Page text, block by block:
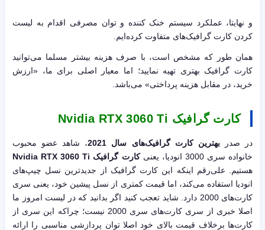
و نهایتا، عملکرد سیستم خنک کننده و توان مصرفی اقدام به لیست
کردن کارت گرافیک‌های متفاوت کرده‌ایم.
همان طور که مشخص است، با صرف هزینه بیشتر مسلما می‌توانید
کارت گرافیک بهتری تهیه نمایید؛ اما معیار اصلی برای ما، «ارزش
خرید، در مقابل هزینه پرداختی» می‌باشد.
کارت گرافیک Nvidia RTX 3060 Ti
در صدربهترین کارت گرافیک‌های سال 2021
، شاهد عضو محبوب
خانواده سری 3000 انودیا، یعنی
کارت گرافیک Nvidia RTX 3060 Ti
هستیم. علی‌رقم اینکه این کارت گرافیک از جدیدترین نسل چیپ‌های
انودیا استفاده می‌کند، اما قیمت کمتری از نسل پیشین خود، یعنی سری
کارت‌های 2000 دارد. شاید تعجب کنید اگر بدانید که در لیست امروز ما
اصلا خبری از سری کارت‌های سری 2000 نیست؛ چراکه این سری از
کارت‌ها برخلاف قیمت بالای خود اصلا توان پردازشی مناسبی را ارائه